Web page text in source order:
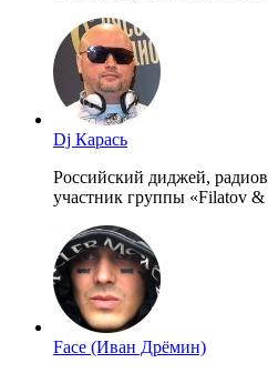
Dj Карась
Российский диджей,
участник группы «Filatov &
Face (Иван Дрёмин)